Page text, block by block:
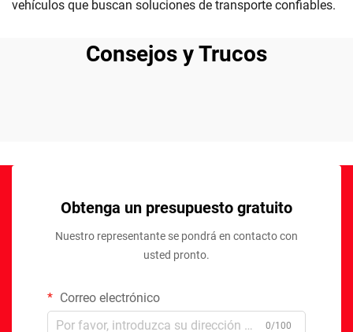
vehículos que buscan soluciones de transporte confiables.
Consejos y Trucos
Obtenga un presupuesto gratuito
Nuestro representante se pondrá en contacto con
usted pronto.
Correo electrónico
0/100